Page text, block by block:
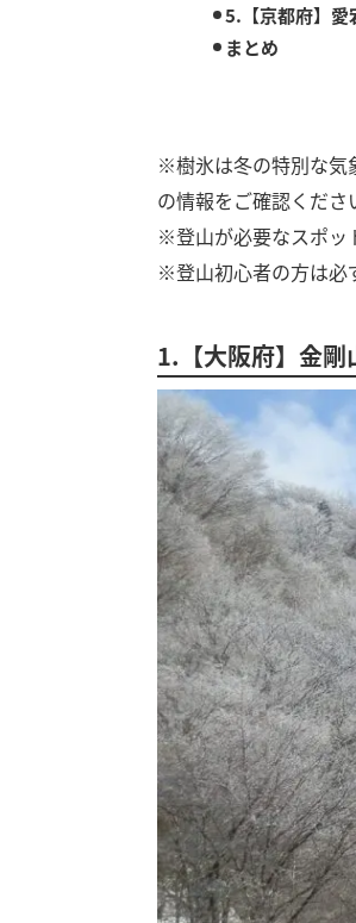
5.【京都府】愛
まとめ
※樹氷は冬の特別な気
の情報をご確認くださ
※登山が必要なスポッ
※登山初心者の方は必
1.【大阪府】金剛